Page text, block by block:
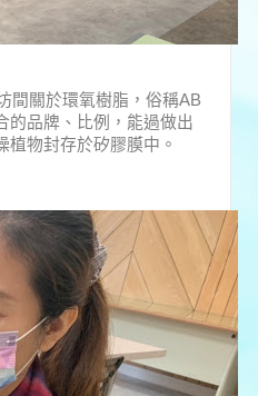
關於環氧樹脂，俗稱AB
的品牌、比例，能過做出
物封存於矽膠膜中。